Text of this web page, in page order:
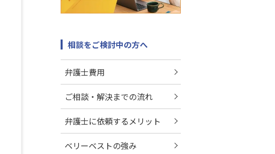
相談をご検討中の方へ
弁護士費用
ご相談・解決までの流れ
弁護士に依頼するメリット
ベリーベストの強み